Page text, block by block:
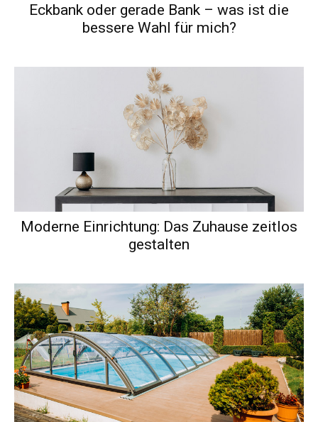
Eckbank oder gerade Bank – was ist die
bessere Wahl für mich?
Moderne Einrichtung: Das Zuhause zeitlos
gestalten